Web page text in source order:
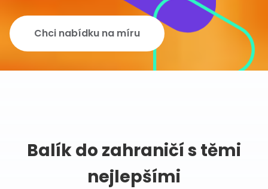
Chci nabídku na míru
Balík do zahraničí s těmi
nejlepšími